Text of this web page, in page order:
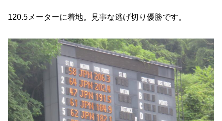
120.5メーターに着地。見事な逃げ切り優勝です。